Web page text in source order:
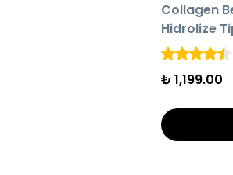
AYNI GÜN
Collagen
Hidrolize Tip
Tüp
₺ 1,199.00